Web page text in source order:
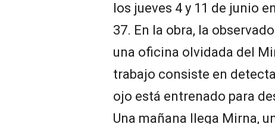
los jueves 4 y 11 de junio
37. En la obra, la
una oficina olvidada del
trabajo consiste en
ojo está entrenado para
Una mañana llega Mirna,